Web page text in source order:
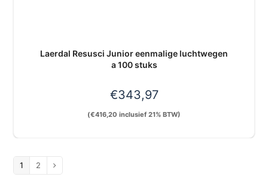
Laerdal Resusci Junior eenmalige luchtwegen
a 100 stuks
€343,97
(€416,20 inclusief 21% BTW)
1 2